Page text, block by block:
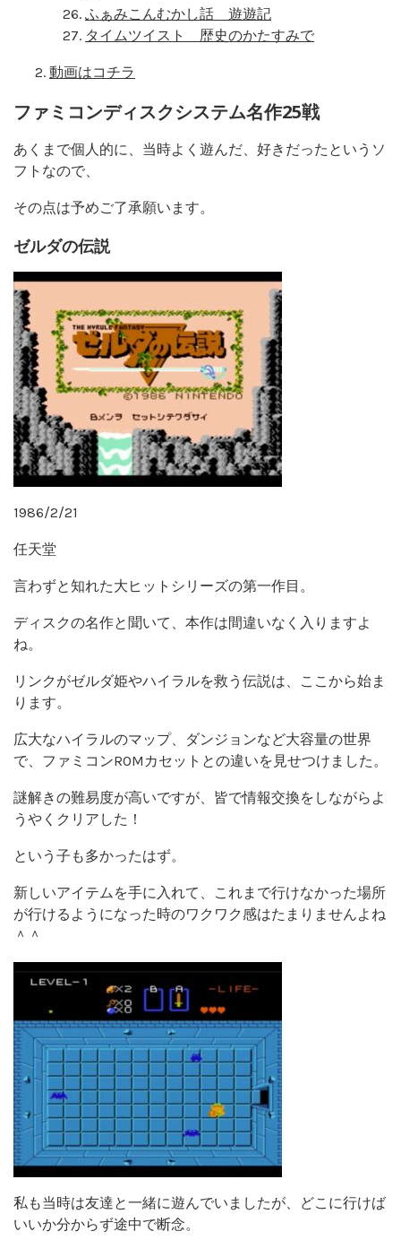
ふぁみこんむかし話 遊遊記
タイムツイスト 歴史のかたすみで
動画はコチラ
ファミコンディスクシステム名作25戦
あくまで個人的に、当時よく遊んだ、好きだったというソ
フトなので、
その点は予めご了承願います。
ゼルダの伝説
1986/2/21
任天堂
言わずと知れた大ヒットシリーズの第一作目。
ディスクの名作と聞いて、本作は間違いなく入りますよ
ね。
リンクがゼルダ姫やハイラルを救う伝説は、ここから始ま
ります。
広大なハイラルのマップ、ダンジョンなど大容量の世界
で、ファミコンROMカセットとの違いを見せつけました。
謎解きの難易度が高いですが、皆で情報交換をしながらよ
うやくクリアした！
という子も多かったはず。
新しいアイテムを手に入れて、これまで行けなかった場所
が行けるようになった時のワクワク感はたまりませんよね
＾＾
私も当時は友達と一緒に遊んでいましたが、どこに行けば
いいか分からず途中で断念。